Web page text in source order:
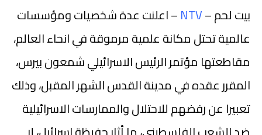
بيت لحم –NTV– اعلنت عدة شخصيات ومؤسسات
عالمية تحتل مكانة علمية مرموقة في انحاء العالم،
مقاطعتها مؤتمر الرئيس الاسرائيلي شمعون بيرس،
المقرر عقده في مدينة القدس الشهر المقبل، وذلك
تعبيرا عن رفضهم للاحتلال والممارسات الاسرائيلية